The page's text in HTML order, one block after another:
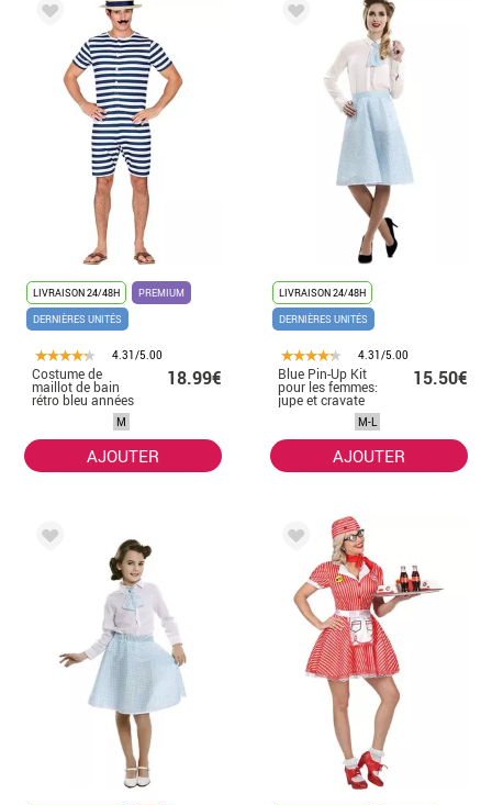
LIVRAISON 24/48H
PREMIUM
DERNIÈRES UNITÉS
4.31/5.00
Costume de
maillot de bain
rétro bleu années
50 pour homme
18.99€
M
AJOUTER
LIVRAISON 24/48H
DERNIÈRES UNITÉS
4.31/5.00
Blue Pin-Up Kit
pour les femmes:
jupe et cravate
15.50€
M-L
AJOUTER